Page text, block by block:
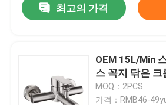
스테인레스 강 부엌 꼭지
뜨겁고 추운 독 믹서
최고의 가격
OEM 15L/Min
스 꼭지 닦은 크
MOQ：2PCS
가격：RMB46-